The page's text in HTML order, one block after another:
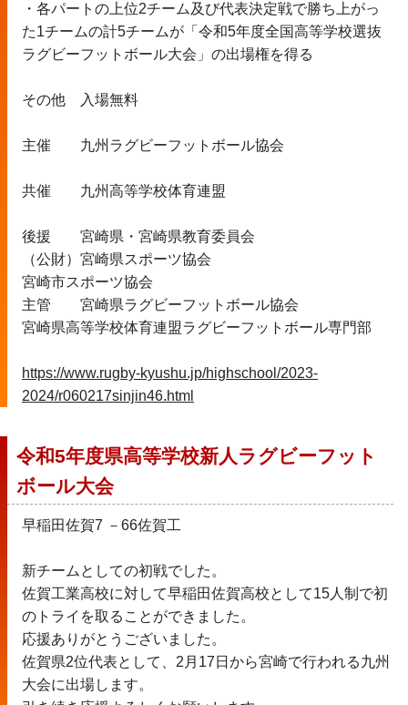
・各パートの上位2チーム及び代表決定戦で勝ち上がっ
た1チームの計5チームが「令和5年度全国高等学校選抜
ラグビーフットボール大会」の出場権を得る
その他	入場無料
主催	九州ラグビーフットボール協会
共催	九州高等学校体育連盟
後援	宮崎県・宮崎県教育委員会
（公財）宮崎県スポーツ協会
宮崎市スポーツ協会
主管	宮崎県ラグビーフットボール協会
宮崎県高等学校体育連盟ラグビーフットボール専門部
https://www.rugby-kyushu.jp/highschool/2023-
2024/r060217sinjin46.html
令和5年度県高等学校新人ラグビーフット
ボール大会
早稲田佐賀7 －66佐賀工
新チームとしての初戦でした。
佐賀工業高校に対して早稲田佐賀高校として15人制で初
のトライを取ることができました。
応援ありがとうございました。
佐賀県2位代表として、2月17日から宮崎で行われる九州
大会に出場します。